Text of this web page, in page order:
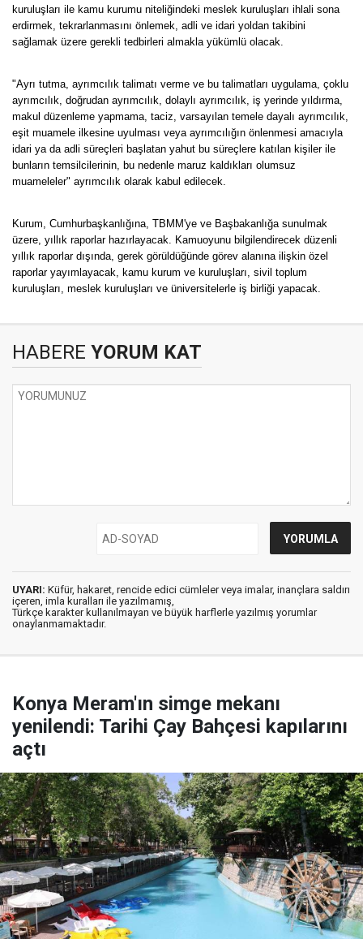
kuruluşları ile kamu kurumu niteliğindeki meslek kuruluşları ihlali sona
erdirmek, tekrarlanmasını önlemek, adli ve idari yoldan takibini
sağlamak üzere gerekli tedbirleri almakla yükümlü olacak.
"Ayrı tutma, ayrımcılık talimatı verme ve bu talimatları uygulama, çoklu
ayrımcılık, doğrudan ayrımcılık, dolaylı ayrımcılık, iş yerinde yıldırma,
makul düzenleme yapmama, taciz, varsayılan temele dayalı ayrımcılık,
eşit muamele ilkesine uyulması veya ayrımcılığın önlenmesi amacıyla
idari ya da adli süreçleri başlatan yahut bu süreçlere katılan kişiler ile
bunların temsilcilerinin, bu nedenle maruz kaldıkları olumsuz
muameleler" ayrımcılık olarak kabul edilecek.
Kurum, Cumhurbaşkanlığına, TBMM'ye ve Başbakanlığa sunulmak
üzere, yıllık raporlar hazırlayacak. Kamuoyunu bilgilendirecek düzenli
yıllık raporlar dışında, gerek görüldüğünde görev alanına ilişkin özel
raporlar yayımlayacak, kamu kurum ve kuruluşları, sivil toplum
kuruluşları, meslek kuruluşları ve üniversitelerle iş birliği yapacak.
HABERE YORUM KAT
UYARI: Küfür, hakaret, rencide edici cümleler veya imalar, inançlara saldırı
içeren, imla kuralları ile yazılmamış,
Türkçe karakter kullanılmayan ve büyük harflerle yazılmış yorumlar
onaylanmamaktadır.
Konya Meram'ın simge mekanı
yenilendi: Tarihi Çay Bahçesi kapılarını
açtı